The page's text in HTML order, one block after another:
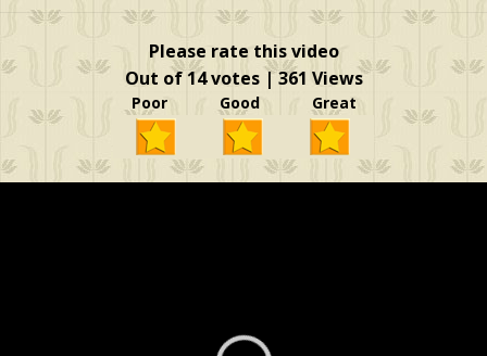
Please rate this video
Out of 14 votes | 361 Views
Poor Good Great